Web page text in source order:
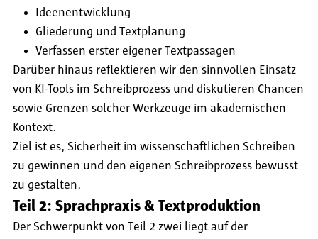
Ideenentwicklung
Gliederung und Textplanung
Verfassen erster eigener Textpassagen
Darüber hinaus reflektieren wir den sinnvollen Einsatz
von KI-Tools im Schreibprozess und diskutieren Chancen
sowie Grenzen solcher Werkzeuge im akademischen
Kontext.
Ziel ist es, Sicherheit im wissenschaftlichen Schreiben
zu gewinnen und den eigenen Schreibprozess bewusst
zu gestalten.
Teil 2: Sprachpraxis & Textproduktion
Der Schwerpunkt von Teil 2 zwei liegt auf der